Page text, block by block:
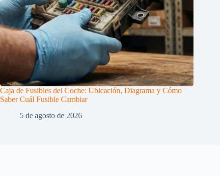
Caja de Fusibles del Coche: Ubicación, Diagrama y Cómo
Saber Cuál Fusible Cambiar
5 de agosto de 2026